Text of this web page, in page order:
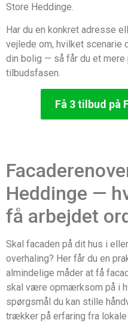
Store Heddinge.
Har du en konkret adresse
vejlede om, hvilket scenarie
din bolig — så får du et
tilbudsfasen.
Få 3 tilbud på
Heddinge —
få arbejdet
Skal facaden på dit hus i
overhaling? Her får du en
almindelige måder at få
skal være opmærksom på i
spørgsmål du kan stille
trækker på erfaring fra